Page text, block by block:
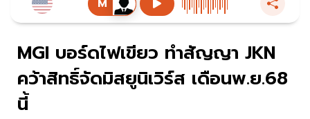
MGI บอร์ดไฟเขียว ทำสัญญา JKN
คว้าสิทธิ์จัดมิสยูนิเวิร์ส เดือนพ.ย.68
นี้